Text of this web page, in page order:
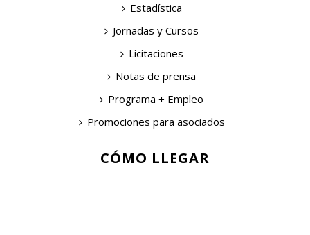
Estadística
Jornadas y Cursos
Licitaciones
Notas de prensa
Programa + Empleo
Promociones para asociados
CÓMO LLEGAR